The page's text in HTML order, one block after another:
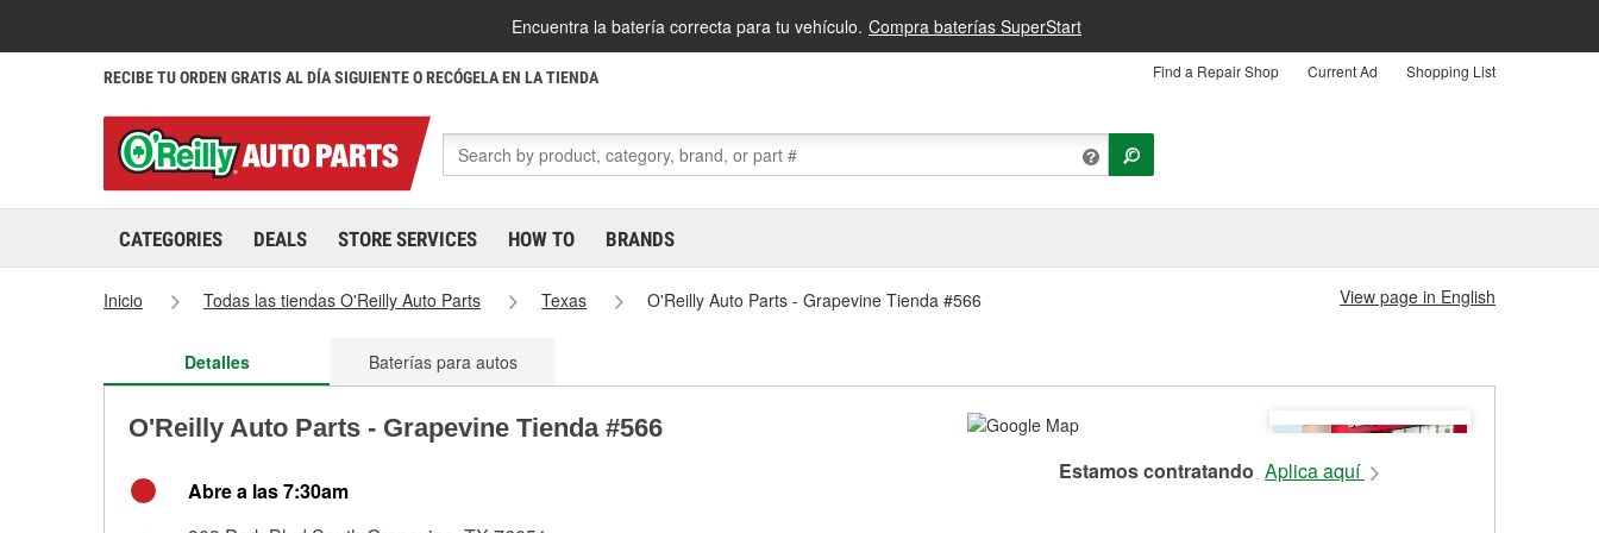
Encuentra la batería correcta para tu vehículo. Compra baterías SuperStart
RECIBE TU ORDEN GRATIS AL DÍA SIGUIENTE O RECÓGELA EN LA TIENDA Find a Repair Shop Current Ad Shopping List
CATEGORIES DEALS STORE SERVICES HOW TO BRANDS
Inicio Todas las tiendas O'Reilly Auto Parts Texas O'Reilly Auto Parts - Grapevine Tienda #566 View page in English
Detalles Baterías para autos
O'Reilly Auto Parts - Grapevine Tienda #566
Abre a las 7:30am
Estamos contratando Aplica aquí